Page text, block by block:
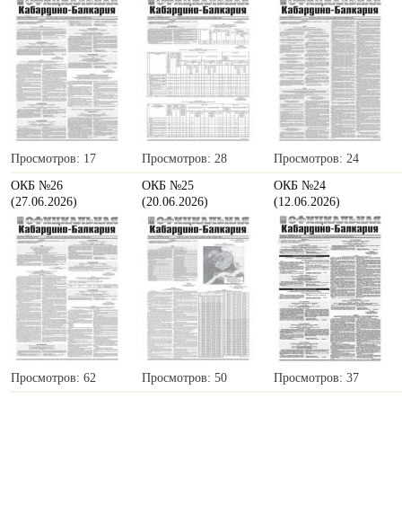
Просмотров: 17 Просмотров: 28
Просмотров: 24
ОКБ №26
(27.06.2026)
Просмотров: 62
ОКБ №25
(20.06.2026)
Просмотров: 50
ОКБ №24
(12.06.2026)
Просмотров: 37